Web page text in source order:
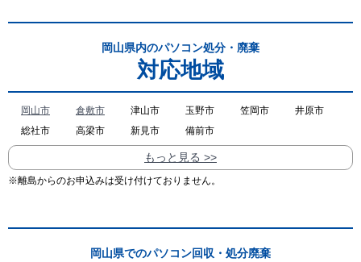
岡山県内のパソコン処分・廃棄
対応地域
岡山市 倉敷市 津山市 玉野市 笠岡市
井原市
総社市
高梁市 新見市 備前市
もっと見る >>
※離島からのお申込みは受け付けておりません。
岡山県でのパソコン回収・処分廃棄